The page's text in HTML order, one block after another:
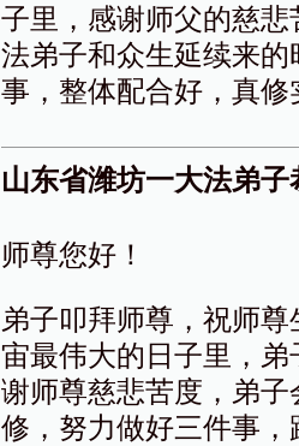
子里，感谢师父的慈
法弟子和众生延续来
事，整体配合好，真
山东省潍坊一大法弟
师尊您好！
弟子叩拜师尊，祝师
宙最伟大的日子里，
谢师尊慈悲苦度，弟
修，努力做好三件事，